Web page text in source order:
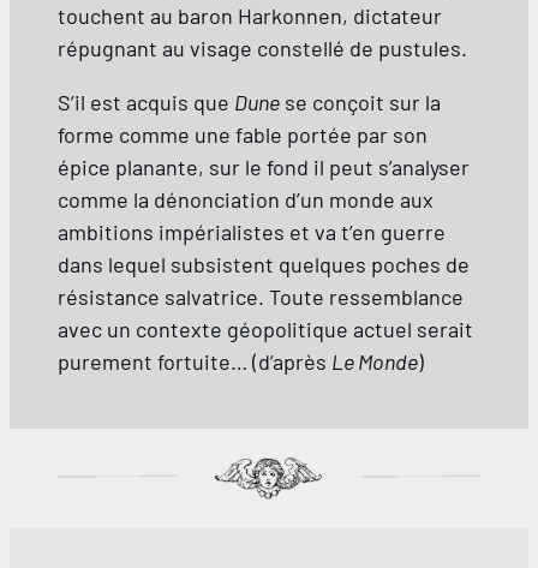
touchent au baron Harkonnen, dictateur
répugnant au visage constellé de pustules.
S’il est acquis que Dune se conçoit sur la
forme comme une fable portée par son
épice planante, sur le fond il peut s’analyser
comme la dénonciation d’un monde aux
ambitions impérialistes et va t’en guerre
dans lequel subsistent quelques poches de
résistance salvatrice. Toute ressemblance
avec un contexte géopolitique actuel serait
purement fortuite… (d’après Le Monde)